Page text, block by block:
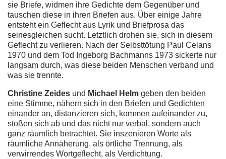
sie Briefe, widmen ihre Gedichte dem Gegenüber und
tauschen diese in ihren Briefen aus. Über einige Jahre
entsteht ein Geflecht aus Lyrik und Briefprosa das
seinesgleichen sucht. Letztlich drohen sie, sich in diesem
Geflecht zu verlieren. Nach der Selbsttötung Paul Celans
1970 und dem Tod Ingeborg Bachmanns 1973 sickerte nur
langsam durch, was diese beiden Menschen verband und
was sie trennte.
Christine Zeides und Michael Helm geben den beiden
eine Stimme, nähern sich in den Briefen und Gedichten
einander an, distanzieren sich, kommen aufeinander zu,
stoßen sich ab und das nicht nur verbal, sondern auch
ganz räumlich betrachtet. Sie inszenieren Worte als
räumliche Annäherung, als örtliche Trennung, als
verwirrendes Wortgeflecht, als Verdichtung.